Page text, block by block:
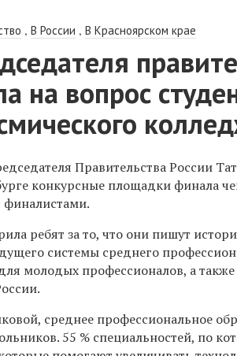
,В России ,В Красноярском крае
на вопрос
Правительства России
конкурсные площадки финала
финалистами.
ребят за то, что они пишут
системы среднего
молодых профессионалов, а
среднее профессиональное
55 % специальностей, по